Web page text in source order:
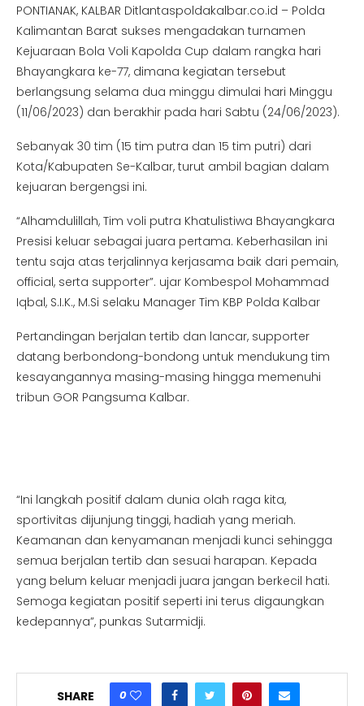
PONTIANAK, KALBAR Ditlantaspoldakalbar.co.id – Polda
Kalimantan Barat sukses mengadakan turnamen
Kejuaraan Bola Voli Kapolda Cup dalam rangka hari
Bhayangkara ke-77, dimana kegiatan tersebut
berlangsung selama dua minggu dimulai hari Minggu
(11/06/2023) dan berakhir pada hari Sabtu (24/06/2023).
Sebanyak 30 tim (15 tim putra dan 15 tim putri) dari
Kota/Kabupaten Se-Kalbar, turut ambil bagian dalam
kejuaran bergengsi ini.
“Alhamdulillah, Tim voli putra Khatulistiwa Bhayangkara
Presisi keluar sebagai juara pertama. Keberhasilan ini
tentu saja atas terjalinnya kerjasama baik dari pemain,
official, serta supporter”. ujar Kombespol Mohammad
Iqbal, S.I.K., M.Si selaku Manager Tim KBP Polda Kalbar
Pertandingan berjalan tertib dan lancar, supporter
datang berbondong-bondong untuk mendukung tim
kesayangannya masing-masing hingga memenuhi
tribun GOR Pangsuma Kalbar.
“Ini langkah positif dalam dunia olah raga kita,
sportivitas dijunjung tinggi, hadiah yang meriah.
Keamanan dan kenyamanan menjadi kunci sehingga
semua berjalan tertib dan sesuai harapan. Kepada
yang belum keluar menjadi juara jangan berkecil hati.
Semoga kegiatan positif seperti ini terus digaungkan
kedepannya”, punkas Sutarmidji.
SHARE 0